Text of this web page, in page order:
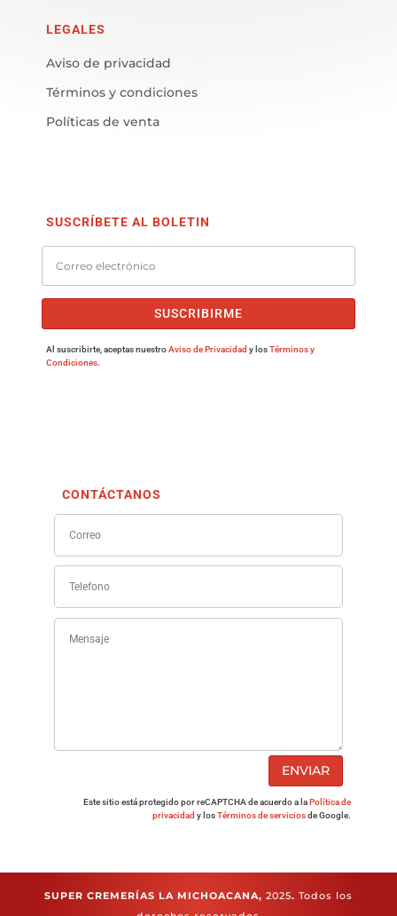
LEGALES
Aviso de privacidad
Términos y condiciones
Políticas de venta
SUSCRÍBETE AL BOLETIN
SUSCRIBIRME
Al suscribirte, aceptas nuestroAviso de Privacidad y losTérminos y
Condiciones.
CONTÁCTANOS
ENVIAR
Este sitio está protegido por reCAPTCHA de acuerdo a laPolítica de
privacidad y losTérminos de serviciosde Google.
SUPER CREMERÍAS LA MICHOACANA, 2025. Todos los